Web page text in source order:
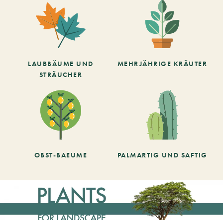
LAUBBÄUME UND
STRÄUCHER
MEHRJÄHRIGE KRÄUTER
OBST-BAEUME PALMARTIG UND SAFTIG